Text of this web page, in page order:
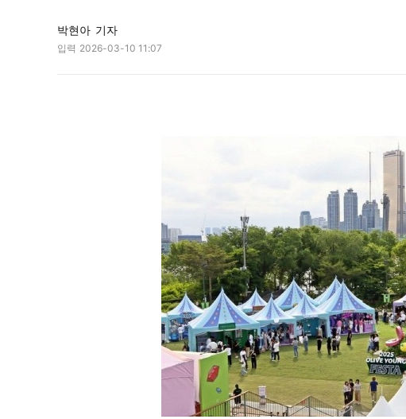
박현아 기자
입력 2026-03-10 11:07